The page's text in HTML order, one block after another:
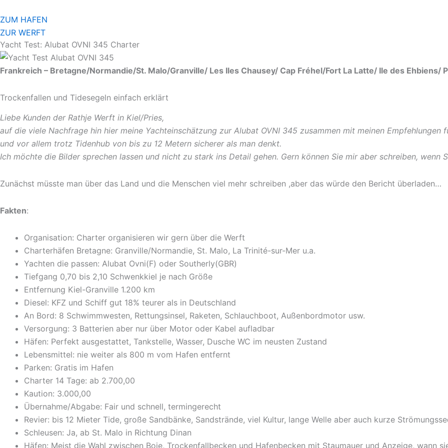
Inhalt
springen
ZUM HAFEN
ZUR WERFT
Yacht Test: Alubat OVNI 345 Charter
Frankreich – Bretagne/Normandie/St. Malo/Granville/ Les Iles Chausey/ Cap Fréhel/Fort La Latte/ Ile des Ehbiens/
Trockenfallen und Tidesegeln einfach erklärt
Liebe Kunden der Rathje Werft in Kiel/Pries,
auf die viele Nachfrage hin hier meine Yachteinschätzung zur Alubat OVNI 345 zusammen mit meinen
und vor allem trotz Tidenhub von bis zu 12 Metern sicherer als man denkt.
Ich möchte die Bilder sprechen lassen und nicht zu stark ins Detail gehen. Gern können Sie mir aber schreiben, wenn
Zunächst müsste man über das Land und die Menschen viel mehr schreiben ,aber das würde den Bericht überladen…
Fakten:
Organisation: Charter organisieren wir gern über die Werft
Charterhäfen Bretagne: Granville/Normandie, St. Malo, La Trinité-sur-Mer u.a.
Yachten die passen: Alubat Ovni(F) oder Southerly(GBR)
Tiefgang 0,70 bis 2,10 Schwenkkiel je nach Größe
Entfernung Kiel-Granville 1.200 km
Diesel: KFZ und Schiff gut 18% teurer als in Deutschland
An Bord: 8 Schwimmwesten, Rettungsinsel, Raketen, Schlauchboot, Außenbordmotor usw.
Versorgung: 3 Batterien aber nur über Motor oder Kabel aufladbar
Häfen: Perfekt ausgestattet, Tankstelle, Wasser, Dusche WC im neusten Zustand
Lebensmittel: nie weiter als 800 m vom Hafen entfernt
Parken: Gratis im Hafen
Charter 14 Tage: ab 2.700,00
Kaution: 3.000,00
Übernahme/Abgabe: Fair und schnell, termingerecht
Revier: bis 12 Mieter Tide, große Sandbänke, Sandstrände, viel Kultur, lange Welle aber auch kurze
Schleusen: Ja, ab St. Malo in Richtung Dinan
Häfen: Meist die Wahl zwischen Boje, Trockenfallbecken und Hafenbecken mit Staumauer und Anzeige, wann